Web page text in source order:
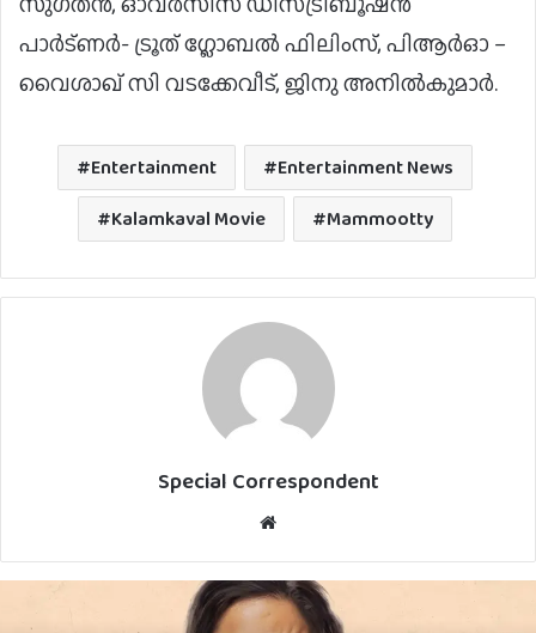
പാർട്ണർ- ട്രൂത് ഗ്ലോബൽ ഫിലിംസ്, പിആർഓ –
വൈശാഖ് സി വടക്കേവീട്, ജിനു അനിൽകുമാർ.
Entertainment
Entertainment News
Kalamkaval Movie
Mammootty
Special Correspondent